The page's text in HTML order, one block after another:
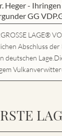
Heger -
GG
LAGE®
Abschluss
deutschen